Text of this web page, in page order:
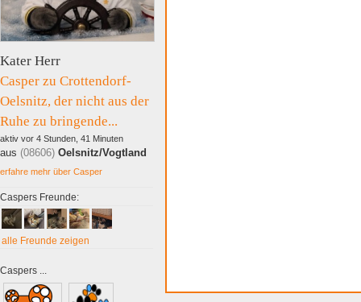
Kater Herr
Casper zu Crottendorf-
Oelsnitz, der nicht aus der
Ruhe zu bringende...
aktiv vor 4 Stunden, 41 Minuten
aus (08606) Oelsnitz/Vogtland
erfahre mehr über Casper
Caspers Freunde:
alle Freunde zeigen
Caspers ...